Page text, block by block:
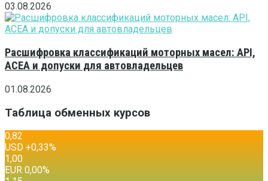
03.08.2026
Расшифровка классификаций моторных масел: API,
ACEA и допуски для автовладельцев
01.08.2026
Таблица обменных курсов
0,82
USD +0,33%
1,00
EUR 0,00%